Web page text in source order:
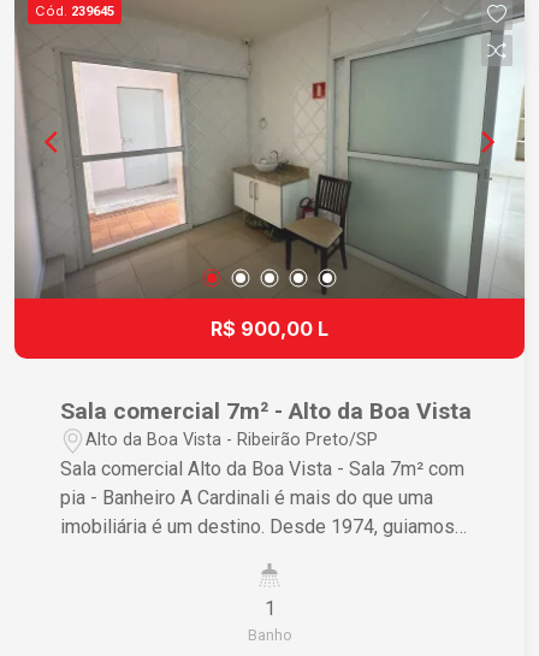
Cód. 239645
R$ 900,00 L
Sala comercial 7m² - Alto da Boa Vista
Alto da Boa Vista - Ribeirão Preto/SP
Sala comercial Alto da Boa Vista - Sala 7m² com
pia - Banheiro A Cardinali é mais do que uma
imobiliária é um destino. Desde 1974, guiamos
transforma cada chave entregue em uma nova
imobiliário é ir além da experiência técnica. É
1
Banho